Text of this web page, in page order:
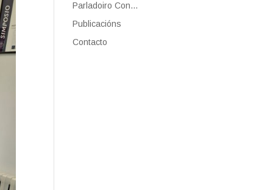
Parladoiro Con…
Publicacións
Contacto